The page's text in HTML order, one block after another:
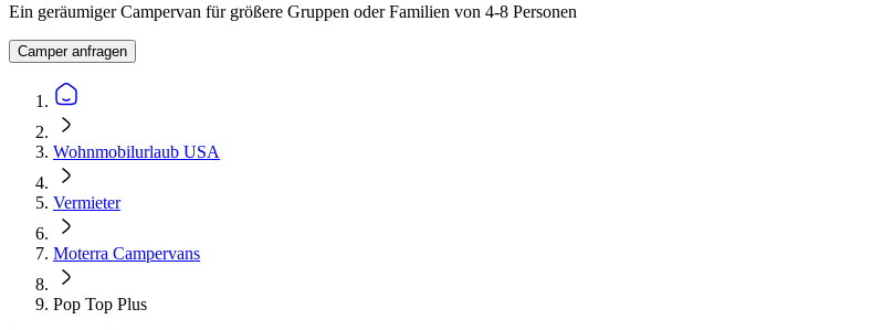
Ein geräumiger Campervan für größere Gruppen oder Familien von 4-8 Personen
Camper anfragen
Wohnmobilurlaub USA
Vermieter
Moterra Campervans
Pop Top Plus